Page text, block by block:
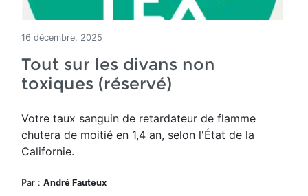
16 décembre, 2025
Tout sur les divans non
toxiques (réservé)
Votre taux sanguin de retardateur de flamme
chutera de moitié en 1,4 an, selon l'État de la
Californie.
Par : André Fauteux